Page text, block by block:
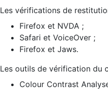
Les vérifications de
Firefox et NVDA ;
Safari et VoiceOver ;
Firefox et Jaws.
Les outils de vérification du
Colour Contrast